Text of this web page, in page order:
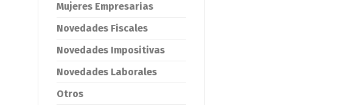
Mujeres Empresarias
Novedades Fiscales
Novedades Impositivas
Novedades Laborales
Otros